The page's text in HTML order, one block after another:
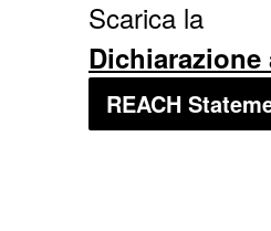
Scarica la
REACH